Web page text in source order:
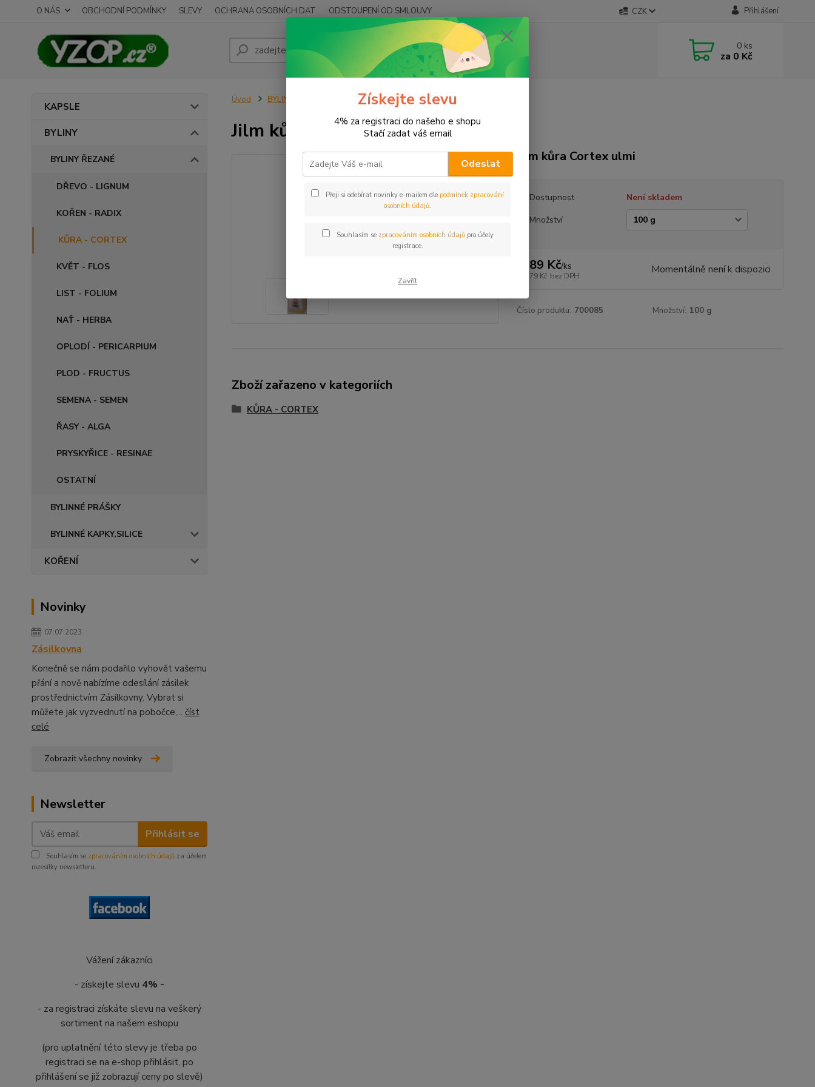
O NÁS OBCHODNÍ PODMÍNKY SLEVY OCHRANA OSOBNÍCH DAT ODSTOUPENÍ OD SMLOUVY CZK Přihlášení
Hledat 0 ks
za 0 Kč
KAPSLE
BYLINY
BYLINY ŘEZANÉ
DŘEVO - LIGNUM
KOŘEN - RADIX
KŮRA - CORTEX
KVĚT - FLOS
LIST - FOLIUM
NAŤ - HERBA
OPLODÍ - PERICARPIUM
PLOD - FRUCTUS
SEMENA - SEMEN
ŘASY - ALGA
PRYSKYŘICE - RESINAE
OSTATNÍ
BYLINNÉ PRÁŠKY
BYLINNÉ KAPKY,SILICE
KOŘENÍ
Novinky
07.07.2023
Zásilkovna
Konečně se nám podařilo vyhovět vašemu
přání a nově nabízíme odesílání zásilek
prostřednictvím Zásilkovny. Vybrat si
můžete jak vyzvednutí na pobočce,... číst
celé
Zobrazit všechny novinky
Newsletter
Přihlásit se
Souhlasím se zpracováním osobních údajů za účelem
rozesílky newsletteru.
Vážení zákazníci
- získejte slevu 4% -
- za registraci získáte slevu na veškerý
sortiment na našem eshopu
(pro uplatnění této slevy je třeba po
registraci se na e-shop přihlásit, po
přihlášení se již zobrazují ceny po slevě)
Úvod BYLINY BYLINY ŘEZANÉ KŮRA - CORTEX
Jilm kůra
Jilm kůra Cortex ulmi
Dostupnost
Není skladem
Množství
89 Kč/ks
79 Kč bez DPH Momentálně není k dispozici
Číslo produktu: 700085 Množství: 100 g
Zboží zařazeno v kategoriích
KŮRA - CORTEX
Získejte slevu
4% za registraci do našeho e shopu
Stačí zadat váš email
Odeslat
Přeji si odebírat novinky e-mailem dle podmínek zpracování
osobních údajů.
Souhlasím se zpracováním osobních údajůpro účely
registrace.
Zavřít